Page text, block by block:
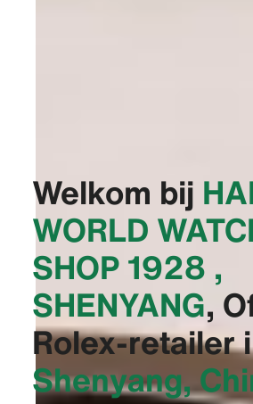
Welkom bij
WORLD
SHOP 1928 ,
SHENYANG‬,
Rolex-retailer
Shenyang,